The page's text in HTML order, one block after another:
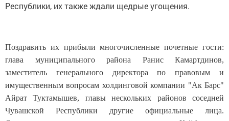
Республики, их также ждали щедрые угощения.
Поздравить их прибыли многочисленные почетные гости:
глава муниципального района Ранис Камартдинов,
заместитель генерального директора по правовым и
имущественным вопросам холдинговой компании "Ак Барс"
Айрат Туктамышев, главы нескольких районов соседней
Чувашской Республики другие официальные лица.